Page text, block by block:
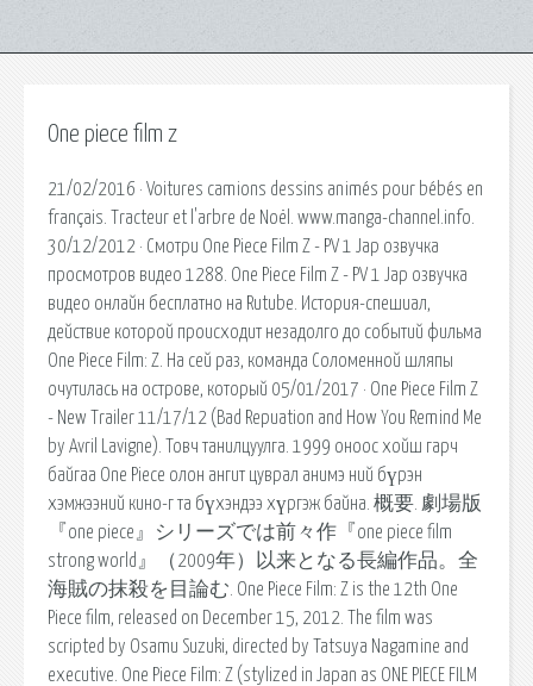
One piece film z
21/02/2016 · Voitures camions dessins animés pour bébés en
français. Tracteur et l'arbre de Noël. www.manga-channel.info.
30/12/2012 · Смотри One Piece Film Z - PV 1 Jap озвучка
просмотров видео 1288. One Piece Film Z - PV 1 Jap озвучка
видео онлайн бесплатно на Rutube. История-спешиал,
действие которой происходит незадолго до событий фильма
One Piece Film: Z. На сей раз, команда Соломенной шляпы
очутилась на острове, который 05/01/2017 · One Piece Film Z
- New Trailer 11/17/12 (Bad Repuation and How You Remind Me
by Avril Lavigne). Товч танилцуулга. 1999 оноос хойш гарч
байгаа One Piece олон ангит цуврал анимэ ний бүрэн
хэмжээний кино-г та бүхэндээ хүргэж байна. 概要. 劇場版
『one piece』シリーズでは前々作『one piece film
strong world』（2009年）以来となる長編作品。全
海賊の抹殺を目論む. One Piece Film: Z is the 12th One
Piece film, released on December 15, 2012. The film was
scripted by Osamu Suzuki, directed by Tatsuya Nagamine and
executive. One Piece Film: Z (stylized in Japan as ONE PIECE FILM